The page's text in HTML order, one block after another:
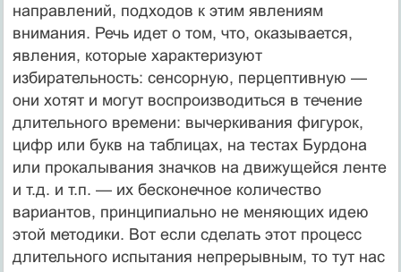
направлений, подходов к этим явлениям
внимания. Речь идет о том, что, оказывается,
явления, которые характеризуют
избирательность: сенсорную, перцептивную —
они хотят и могут воспроизводиться в течение
длительного времени: вычеркивания фигурок,
цифр или букв на таблицах, на тестах Бурдона
или прокалывания значков на движущейся ленте
и т.д. и т.п. — их бесконечное количество
вариантов, принципиально не меняющих идею
этой методики. Вот если сделать этот процесс
длительного испытания непрерывным, то тут нас